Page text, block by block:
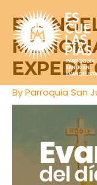
content
ByParroquia San
navigation